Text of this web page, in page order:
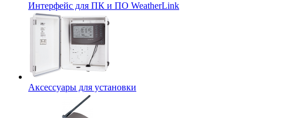
Интерфейс для ПК и ПО WeatherLink
Аксессуары для установки